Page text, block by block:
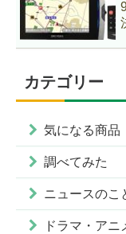
カテゴリー
気になる商品
調べてみた
ニュースのこ
ドラマ・アニ